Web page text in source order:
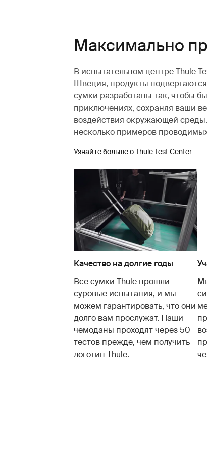
Максимально
В испытательном центре Thule
Швеция, продукты
сумки разработаны так, чтобы
приключениях, сохраняя ваши
воздействия окружающей
несколько примеров
Узнайте больше о Thule Test Center
Качество на долгие годы
Все сумки Thule прошли
суровые испытания, и мы
можем гарантировать, что они
долго вам прослужат. Наши
чемоданы проходят через 50
тестов прежде, чем получить
логотип Thule.